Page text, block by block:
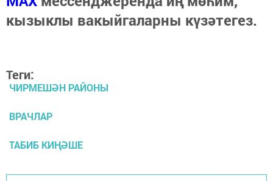
кызыклы вакыйгаларны күзәтегез.
Теги:
ЧИРМЕШӘН РАЙОНЫ
ВРАЧЛАР
ТАБИБ КИҢӘШЕ